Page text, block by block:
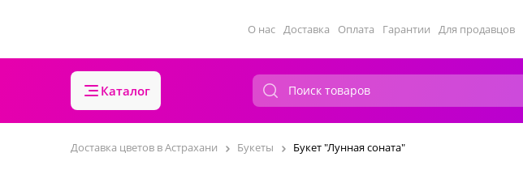
О нас Доставка Оплата Гарантии Для продавцов
Каталог
Доставка цветов в Астрахани Букеты Букет "Лунная соната"